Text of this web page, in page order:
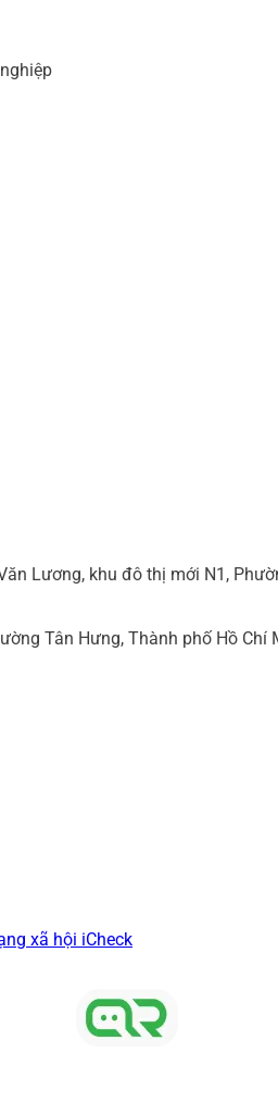
Lương, khu đô thị mới N1,
Tân Hưng, Thành phố Hồ Chí
xã hội iCheck